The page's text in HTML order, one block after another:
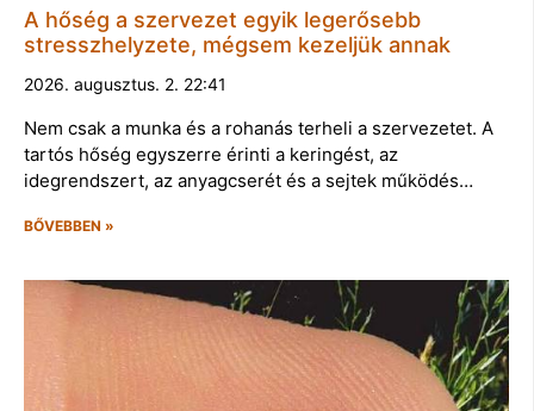
A hőség a szervezet egyik legerősebb
stresszhelyzete, mégsem kezeljük annak
2026. augusztus. 2. 22:41
Nem csak a munka és a rohanás terheli a szervezetet. A
tartós hőség egyszerre érinti a keringést, az
idegrendszert, az anyagcserét és a sejtek működés…
BŐVEBBEN »